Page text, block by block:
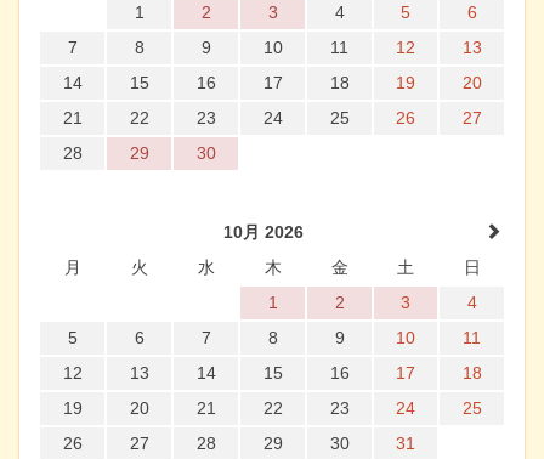
1
2 3 4 5
6
7
8 9 10 11 12
13
14
15 16 17 18 19
20
21
22 23 24 25 26
27
28
29 30
10月 2026
月
火 水 木 金 土
日
1
2 3
4
5
6 7 8 9 10
11
12
13 14 15 16 17
18
19
20 21 22 23 24
25
26
27 28 29 30 31